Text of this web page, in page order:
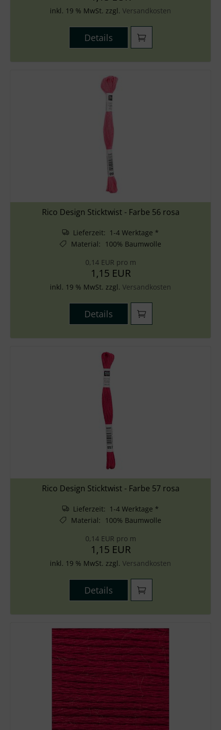
inkl. 19 % MwSt. zzgl. Versandkosten
Details
Rico Design Sticktwist - Farbe 56 rosa
Lieferzeit: 1-4 Werktage *
Material: 100% Baumwolle
0,14 EUR pro m
1,15 EUR
inkl. 19 % MwSt. zzgl. Versandkosten
Details
Rico Design Sticktwist - Farbe 57 rosa
Lieferzeit: 1-4 Werktage *
Material: 100% Baumwolle
0,14 EUR pro m
1,15 EUR
inkl. 19 % MwSt. zzgl. Versandkosten
Details